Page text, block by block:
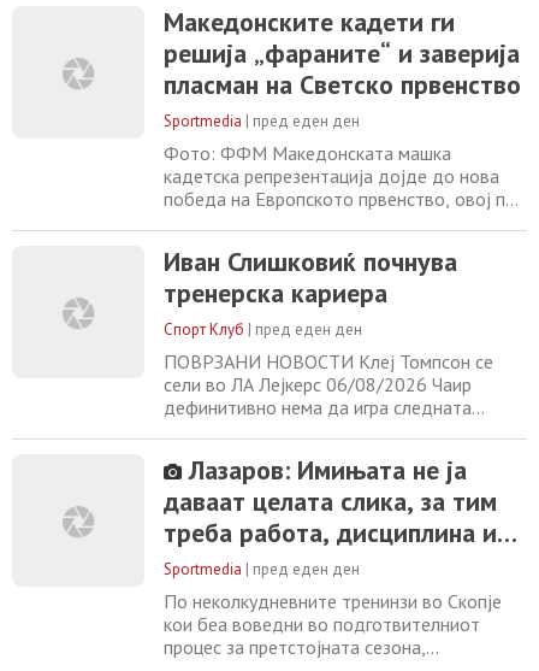
следната рунда ќе разигруваат против
Португалија за пласман од деветтото до
12-тото место. Она што е уште поважно,
со оваа победа Македонија си го
Македонските кадети ги
решија „фараните“ и заверија
пласман на Светско првенство
Sportmedia | пред еден ден
Фото: ФФМ Македонската машка
кадетска репрезентација дојде до нова
победа на Европското првенство, овој пат
Горан Кузманоски во битката за пласман
од 9-то до 16-то место беа подобри од
Фарски Острови со 32-34 (13-18).
Победата е максимално заслужена
бидејќи Македонија беше
Иван Слишковиќ почнува
тренерска кариера
Спорт Клуб | пред еден ден
ПОВРЗАНИ НОВОСТИ Клеј Томпсон се
сели во ЛА Лејкерс 06/08/2026 Чаир
дефинитивно нема да игра следната
во Србија 06/08/2026 Иван Перишиќ се
враќа во Интер 06/08/2026
Лазаров: Имињата не ја
даваат целата слика, за тим
треба работа, дисциплина и
систем!
Sportmedia | пред еден ден
По неколкудневните тренинзи во Скопје
кои беа воведни во подготвителниот
процес за претстојната сезона,